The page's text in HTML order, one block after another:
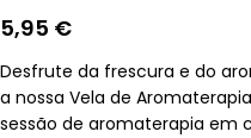
5,95 €
Desfrute da frescura e do
a nossa Vela de
sessão de aromaterapia em